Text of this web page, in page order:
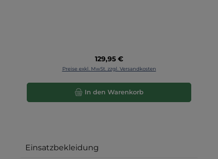
Regulärer Preis:
129,95 €
Preise exkl. MwSt. zzgl. Versandkosten
In den Warenkorb
Einsatzbekleidung